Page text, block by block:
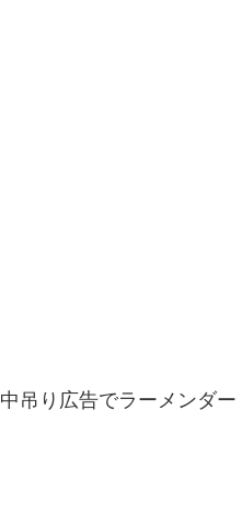
吊り広告でラーメンダー